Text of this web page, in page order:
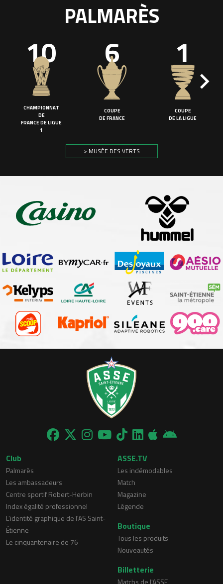
PALMARÈS
10
CHAMPIONNAT
DE
FRANCE DE LIGUE
1
6
COUPE
DE FRANCE
1
COUPE
DE LA LIGUE
> MUSÉE DES VERTS
Club
Palmarès
Les ambassadeurs
Centre sportif Robert-Herbin
Index égalité professionnel
L'identité graphique de l'AS Saint-
Étienne
Le cinquantenaire de 76
ASSE.TV
Les indémodables
Match
Magazine
Légende
Boutique
Tous les produits
Nouveautés
Billetterie
Matchs de l'ASSE